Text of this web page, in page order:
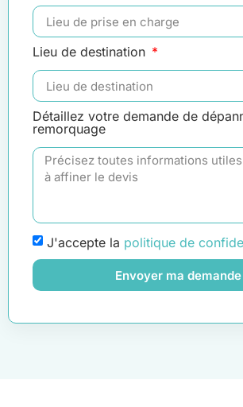
Lieu de destination
Détaillez votre demande de
remorquage
J'accepte la politique de
Envoyer ma demande